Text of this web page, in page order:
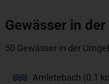
Gewässer in
50 Gewässer in der
Amletebach (0.1